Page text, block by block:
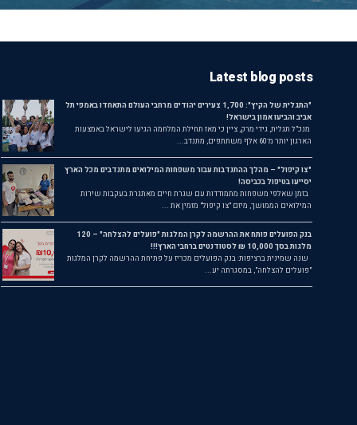
Latest blog posts
"התגלית של הקיץ": 1,700 צעירים יהודים מרחבי העולם התאחדו באמפי תל
אביב והביעו אמון בישראל!
מנכ"ל תגלית, גידי מרק, ציין כי מאז תחילת המלחמה הגיעו לישראל באמצעות
הארגון יותר מ־60 אלף משתתפים, מתנדב...
"צו קיפול" – מהלך ההתנדבות עבור משפחות המילואים מתנדבים מכל הארץ
יסייעו בטיפול בכביסה!
בזמן שאלפי משפחות מתמודדות עם שגרת חיים מאתגרת בעקבות שירות
המילואים הממושך, מיזם "צו קיפול" מזמין את ...
בנק הפועלים פותח את ההרשמה לקרן המלגות "פועלים להצלחה" – 120
מלגות בסך 10,000 ₪ לסטודנטים ברחבי הארץ!!!
שנה שמינית ברציפות: בנק הפועלים מכריז על פתיחת ההרשמה לקרן המלגות
"פועלים להצלחה", במסגרתה יע...